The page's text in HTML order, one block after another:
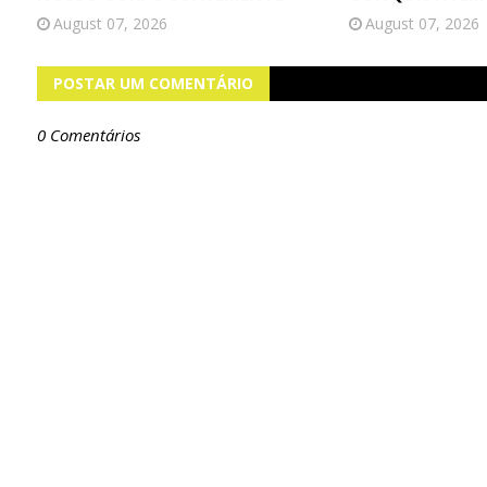
August 07, 2026 August 07, 2026
POSTAR UM COMENTÁRIO
0 Comentários